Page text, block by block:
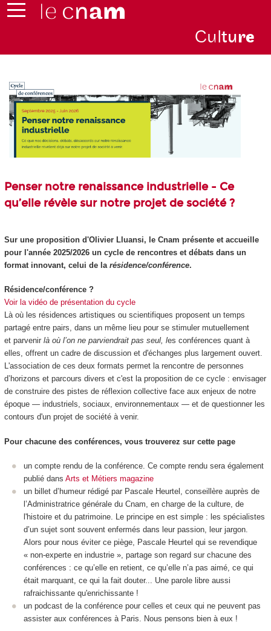
Culture
Penser notre renaissance industrielle - Ce
qu’elle révèle sur notre projet de société ?
Sur une proposition d'Olivier Lluansi, le Cnam présente et accueille
pour l'année 2025/2026 un cycle de rencontres et débats dans un
format innovant, celui de larésidence/conférence.
Résidence/conférence ?
Voir la vidéo de présentation du cycle
Là où les résidences artistiques ou scientifiques proposent un temps
partagé entre pairs, dans un même lieu pour se stimuler mutuellement
et parvenir là où l’on ne parviendrait pas seul, les conférences quant à
elles, offrent un cadre de discussion et d'échanges plus largement ouvert.
L'association de ces deux formats permet la rencontre de personnes
d’horizons et parcours divers et c'est la proposition de ce cycle : envisager
de construire des pistes de réflexion collective face aux enjeux de notre
époque — industriels, sociaux, environnementaux — et de questionner les
contours d'un projet de société à venir.
Pour chacune des conférences, vous trouverez sur cette page
un compte rendu de la conférence. Ce compte rendu sera également
publié dans Arts et Métiers magazine
un billet d’humeur rédigé par Pascale Heurtel, conseillère auprès de
l’Administratrice générale du Cnam, en charge de la culture, de
l'histoire et du patrimoine. Le principe en est simple : les spécialistes
d’un sujet sont souvent enfermés dans leur passion, leur jargon.
Alors pour nous éviter ce piège, Pascale Heurtel qui se revendique
« non-experte en industrie », partage son regard sur chacune des
conférences : ce qu’elle en retient, ce qu’elle n’a pas aimé, ce qui
était marquant, ce qui la fait douter... Une parole libre aussi
rafraichissante qu'enrichissante !
un podcast de la conférence pour celles et ceux qui ne peuvent pas
assister aux conférences à Paris. Nous pensons bien à eux !